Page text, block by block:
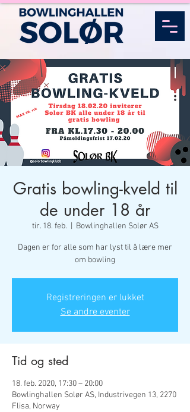
Gratis bowling-kveld til
de under 18 år
tir. 18. feb. Bowlinghallen Solør AS
Dagen er for alle som har lyst til å lære mer
om bowling
Registreringen er lukket
Se andre eventer
Tid og sted
18. feb. 2020, 17:30 – 20:00
Bowlinghallen Solør AS, Industrivegen 13, 2270
Flisa, Norway